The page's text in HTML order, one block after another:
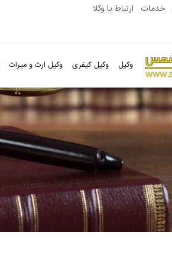
خدمات ارتباط با وکلا
وکیل وکیل کیفری وکیل ارث و میراث